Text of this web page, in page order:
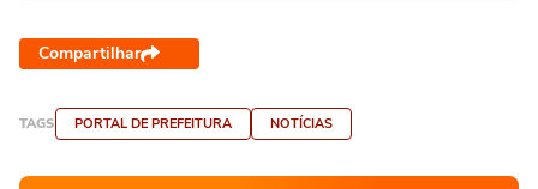
Compartilhar
TAGS PORTAL DE PREFEITURA NOTÍCIAS